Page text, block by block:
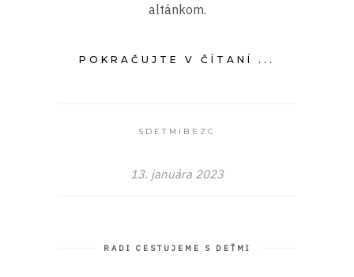
altánkom.
POKRAČUJTE V ČÍTANÍ ...
SDETMIBEZC
13. januára 2023
RADI CESTUJEME S DEŤMI